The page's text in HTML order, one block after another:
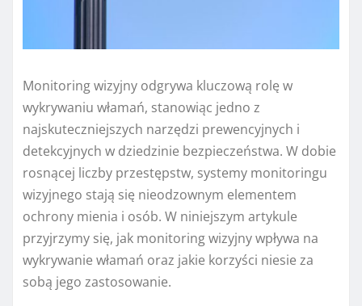
Monitoring wizyjny odgrywa kluczową rolę w
wykrywaniu włamań, stanowiąc jedno z
najskuteczniejszych narzędzi prewencyjnych i
detekcyjnych w dziedzinie bezpieczeństwa. W dobie
rosnącej liczby przestępstw, systemy monitoringu
wizyjnego stają się nieodzownym elementem
ochrony mienia i osób. W niniejszym artykule
przyjrzymy się, jak monitoring wizyjny wpływa na
wykrywanie włamań oraz jakie korzyści niesie za
sobą jego zastosowanie.